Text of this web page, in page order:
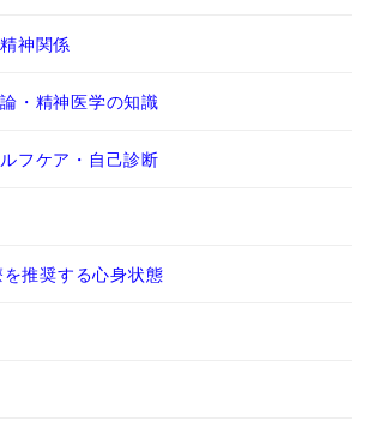
神関係
・精神医学の知識
フケア・自己診断
推奨する心身状態